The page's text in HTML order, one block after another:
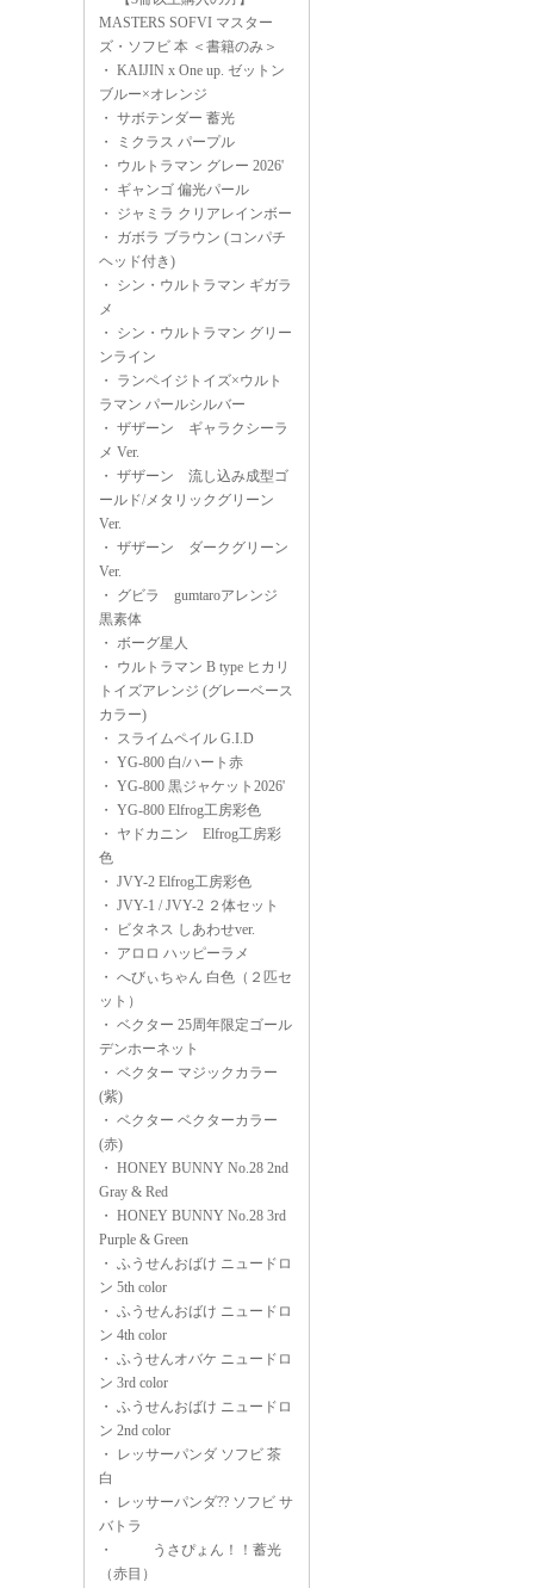
MASTERS SOFVI マスター
ズ・ソフビ 本 ＜書籍のみ＞
・ KAIJIN x One up. ゼットン
ブルー×オレンジ
・ サボテンダー 蓄光
・
ミクラス パープル
・ ウルトラマン グレー 2026'
・ ギャンゴ 偏光パール
・ ジャミラ クリアレインボー
・ ガボラ ブラウン (コンパチ
ヘッド付き)
・ シン・ウルトラマン ギガラ
メ
・ シン・ウルトラマン グリー
ンライン
・ ランペイジトイズ×ウルト
ラマン パールシルバー
・ ザザーン ギャラクシーラ
メ Ver.
・ ザザーン 流し込み成型ゴ
ールド/メタリックグリーン
Ver.
・ ザザーン ダークグリーン
Ver.
・ グビラ gumtaroアレンジ
黒素体
・ ボーグ星人
・ ウルトラマン B type ヒカリ
トイズアレンジ (グレーベース
カラー)
・ スライムペイル G.I.D
・ YG-800 白/ハート赤
・ YG-800 黒ジャケット2026'
・ YG-800 Elfrog工房彩色
・ ヤドカニン Elfrog工房彩
色
・ JVY-2 Elfrog工房彩色
・ JVY-1 / JVY-2 ２体セット
・
ビタネス しあわせver.
・ アロロ ハッピーラメ
・ へびぃちゃん 白色（２匹セ
ット）
・ ベクター 25周年限定ゴール
デンホーネット
・ ベクター マジックカラー
(紫)
・ ベクター ベクターカラー
(赤)
・ HONEY BUNNY No.28 2nd
Gray & Red
・ HONEY BUNNY No.28 3rd
Purple & Green
・ ふうせんおばけ ニュードロ
ン 5th color
・ ふうせんおばけ ニュードロ
ン 4th color
・ ふうせんオバケ ニュードロ
ン 3rd color
・ ふうせんおばけ ニュードロ
ン 2nd color
・
レッサーパンダ ソフビ 茶
白
・
レッサーパンダ?? ソフビ サ
バトラ
・
うさぴょん！！蓄光
（赤目）